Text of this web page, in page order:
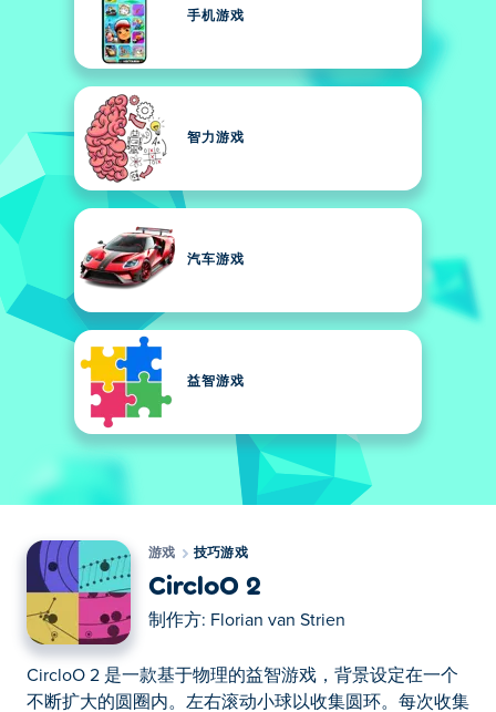
手机游戏
智力游戏
汽车游戏
益智游戏
游戏 技巧游戏
CircloO 2
制作方: Florian van Strien
CircloO 2 是一款基于物理的益智游戏，背景设定在一个
不断扩大的圆圈内。左右滚动小球以收集圆环。每次收集